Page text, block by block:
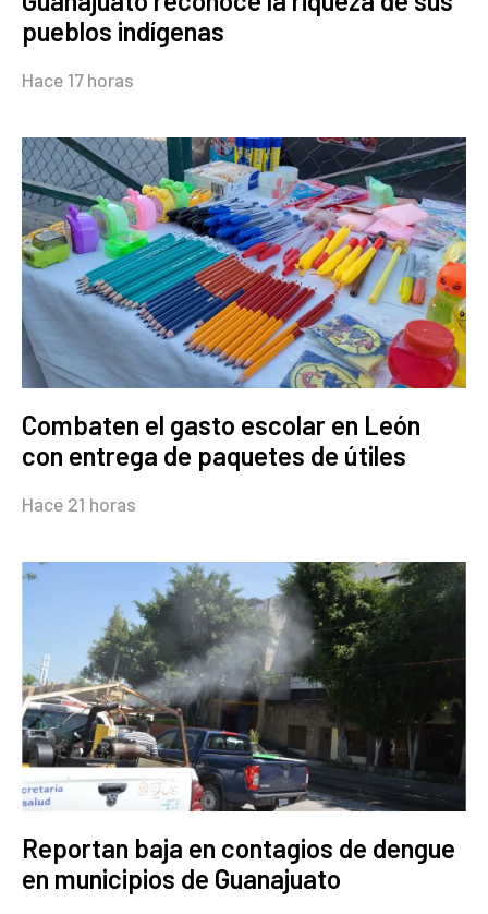
pueblos indígenas
Hace 17 horas
Combaten el gasto escolar en León
con entrega de paquetes de útiles
Hace 21 horas
Reportan baja en contagios de dengue
en municipios de Guanajuato